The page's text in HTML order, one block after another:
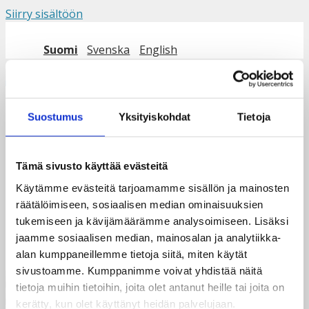
Suostumus Yksityiskohdat Tietoja
Tämä sivusto käyttää evästeitä
Käytämme evästeitä tarjoamamme sisällön ja mainosten
räätälöimiseen, sosiaalisen median ominaisuuksien
tukemiseen ja kävijämäärämme analysoimiseen. Lisäksi
jaamme sosiaalisen median, mainosalan ja analytiikka-
alan kumppaneillemme tietoja siitä, miten käytät
sivustoamme. Kumppanimme voivat yhdistää näitä
tietoja muihin tietoihin, joita olet antanut heille tai joita on
kerätty, kun olet käyttänyt heidän palvelujaan.
Siirry sisältöön
Suomi Svenska English
image